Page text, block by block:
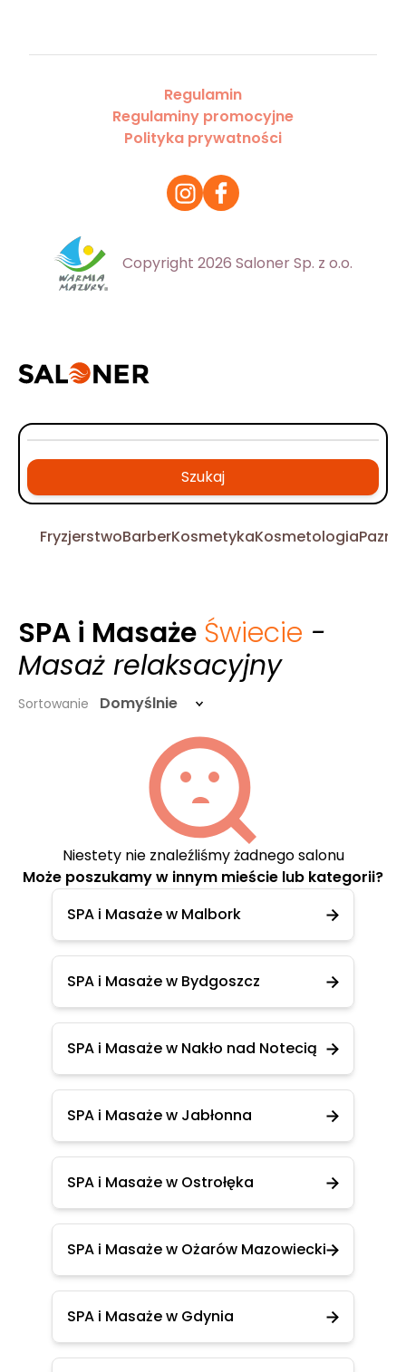
Regulamin
Regulaminy promocyjne
Polityka prywatności
Copyright 2026 Saloner Sp. z o.o.
Szukaj
FryzjerstwoBarberKosmetykaKosmetologia
SPA i Masaże Świecie -
Masaż relaksacyjny
Sortowanie Domyślnie
Niestety nie znaleźliśmy żadnego salonu
Może poszukamy w innym mieście lub kategorii?
SPA i Masaże w Malbork
SPA i Masaże w Bydgoszcz
SPA i Masaże w Nakło nad Notecią
SPA i Masaże w Jabłonna
SPA i Masaże w Ostrołęka
SPA i Masaże w Ożarów Mazowiecki
SPA i Masaże w Gdynia